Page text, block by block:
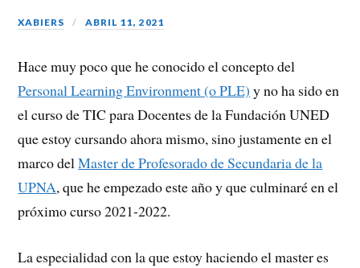
oo
m
ar
ks
XABIERS ABRIL 11, 2021
Hace muy poco que he conocido el concepto del
Personal Learning Environment (o PLE) y no ha sido en
el curso de TIC para Docentes de la Fundación UNED
que estoy cursando ahora mismo, sino justamente en el
marco delMaster de Profesorado de Secundaria de la
UPNA, que he empezado este año y que culminaré en el
próximo curso 2021-2022.
La especialidad con la que estoy haciendo el master es